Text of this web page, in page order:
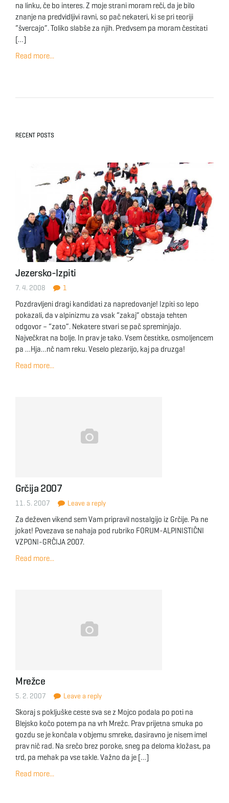
na linku, če bo interes. Z moje strani moram reči, da je bilo
znanje na predvidljivi ravni, so pač nekateri, ki se pri teoriji
“švercajo”. Toliko slabše za njih. Predvsem pa moram čestitati
[…]
Read more...
RECENT POSTS
Jezersko-Izpiti
7. 4. 2008 1
Pozdravljeni dragi kandidati za napredovanje! Izpiti so lepo
pokazali, da v alpinizmu za vsak “zakaj” obstaja tehten
odgovor – “zato”. Nekatere stvari se pač spreminjajo.
Največkrat na bolje. In prav je tako. Vsem čestitke, osmoljencem
pa …Hja…nč nam reku. Veselo plezarijo, kaj pa druzga!
Read more...
Grčija 2007
11. 5. 2007 Leave a reply
Za deževen vikend sem Vam pripravil nostalgijo iz Grčije. Pa ne
jokat! Povezava se nahaja pod rubriko FORUM-ALPINISTIČNI
VZPONI-GRČIJA 2007.
Read more...
Mrežce
5. 2. 2007 Leave a reply
Skoraj s pokljuške ceste sva se z Mojco podala po poti na
Blejsko kočo potem pa na vrh Mrežc. Prav prijetna smuka po
gozdu se je končala v objemu smreke, dasiravno je nisem imel
prav nič rad. Na srečo brez poroke, sneg pa deloma kložast, pa
trd, pa mehak pa vse takle. Važno da je […]
Read more...